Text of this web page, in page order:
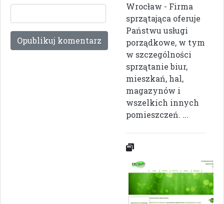
Wrocław - Firma
sprzątająca oferuje
Państwu usługi
porządkowe, w tym
w szczególności
sprzątanie biur,
mieszkań, hal,
magazynów i
wszelkich innych
pomieszczeń. ...